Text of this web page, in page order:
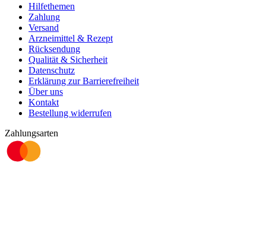
Hilfethemen
Zahlung
Versand
Arzneimittel & Rezept
Rücksendung
Qualität & Sicherheit
Datenschutz
Erklärung zur Barrierefreiheit
Über uns
Kontakt
Bestellung widerrufen
Zahlungsarten